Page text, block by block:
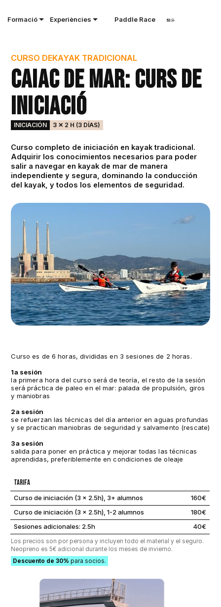
Formació Experiències Paddle Race
CURSO DEKAYAK TRADICIONAL
Caiac de Mar: Curs de
Iniciació
INICIACIÓN 3 ✕ 2 H (3 DÍAS)
Curso completo de iniciación en kayak tradicional.
Adquirir los conocimientos necesarios para poder
salir a navegar en kayak de mar de manera
independiente y segura, dominando la conducción
del kayak, y todos los elementos de seguridad.
Curso es de 6 horas, divididas en 3 sesiones de 2 horas.
1a sesión
la primera hora del curso será de teoría, el resto de la sesión
será práctica de paleo en el mar: palada de propulsión, giros
y maniobras
2a sesión
se refuerzan las técnicas del día anterior en aguas profundas
y se practican maniobras de seguridad y salvamento (rescate)
3a sesión
salida para poner en práctica y mejorar todas las técnicas
aprendidas, preferiblemente en condiciones de oleaje
Tarifa
Curso de iniciación (3 x 2.5h), 3+ alumnos
160€
Curso de iniciación (3 x 2.5h), 1-2 alumnos
180€
Sesiones adicionales: 2.5h
40€
Los precios son por persona y incluyen todo el material y el seguro.
Neopreno es 5€ adicional durante los meses de invierno.
Descuento de 30%para socios.